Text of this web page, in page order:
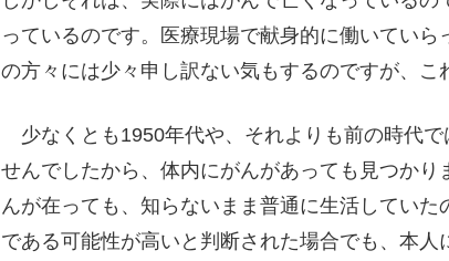
っているのです。医療現場で献身的に働いてい
の方々には少々申し訳ない気もするのですが、こ
少なくとも1950年代や、それよりも前の時代
せんでしたから、体内にがんがあっても見つか
んが在っても、知らないまま普通に生活してい
である可能性が高いと判断された場合でも、本人